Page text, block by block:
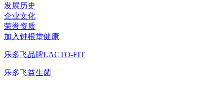
发展历史
企业文化
荣誉资质
加入钟根堂健康
乐多飞品牌LACTO-FIT
乐多飞益生菌